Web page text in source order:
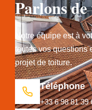
Parlons
Notre équipe est à
toutes vos questions
projet de toiture.
Téléphone
+33 6 98 81 39